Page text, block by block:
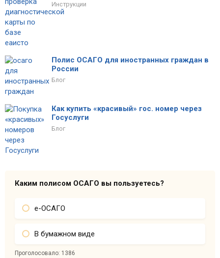
Инструкции
Полис ОСАГО для иностранных граждан в
России
Блог
Как купить «красивый» гос. номер через
Госуслуги
Блог
Каким полисом ОСАГО вы пользуетесь?
е-ОСАГО
В бумажном виде
Проголосовало: 1386